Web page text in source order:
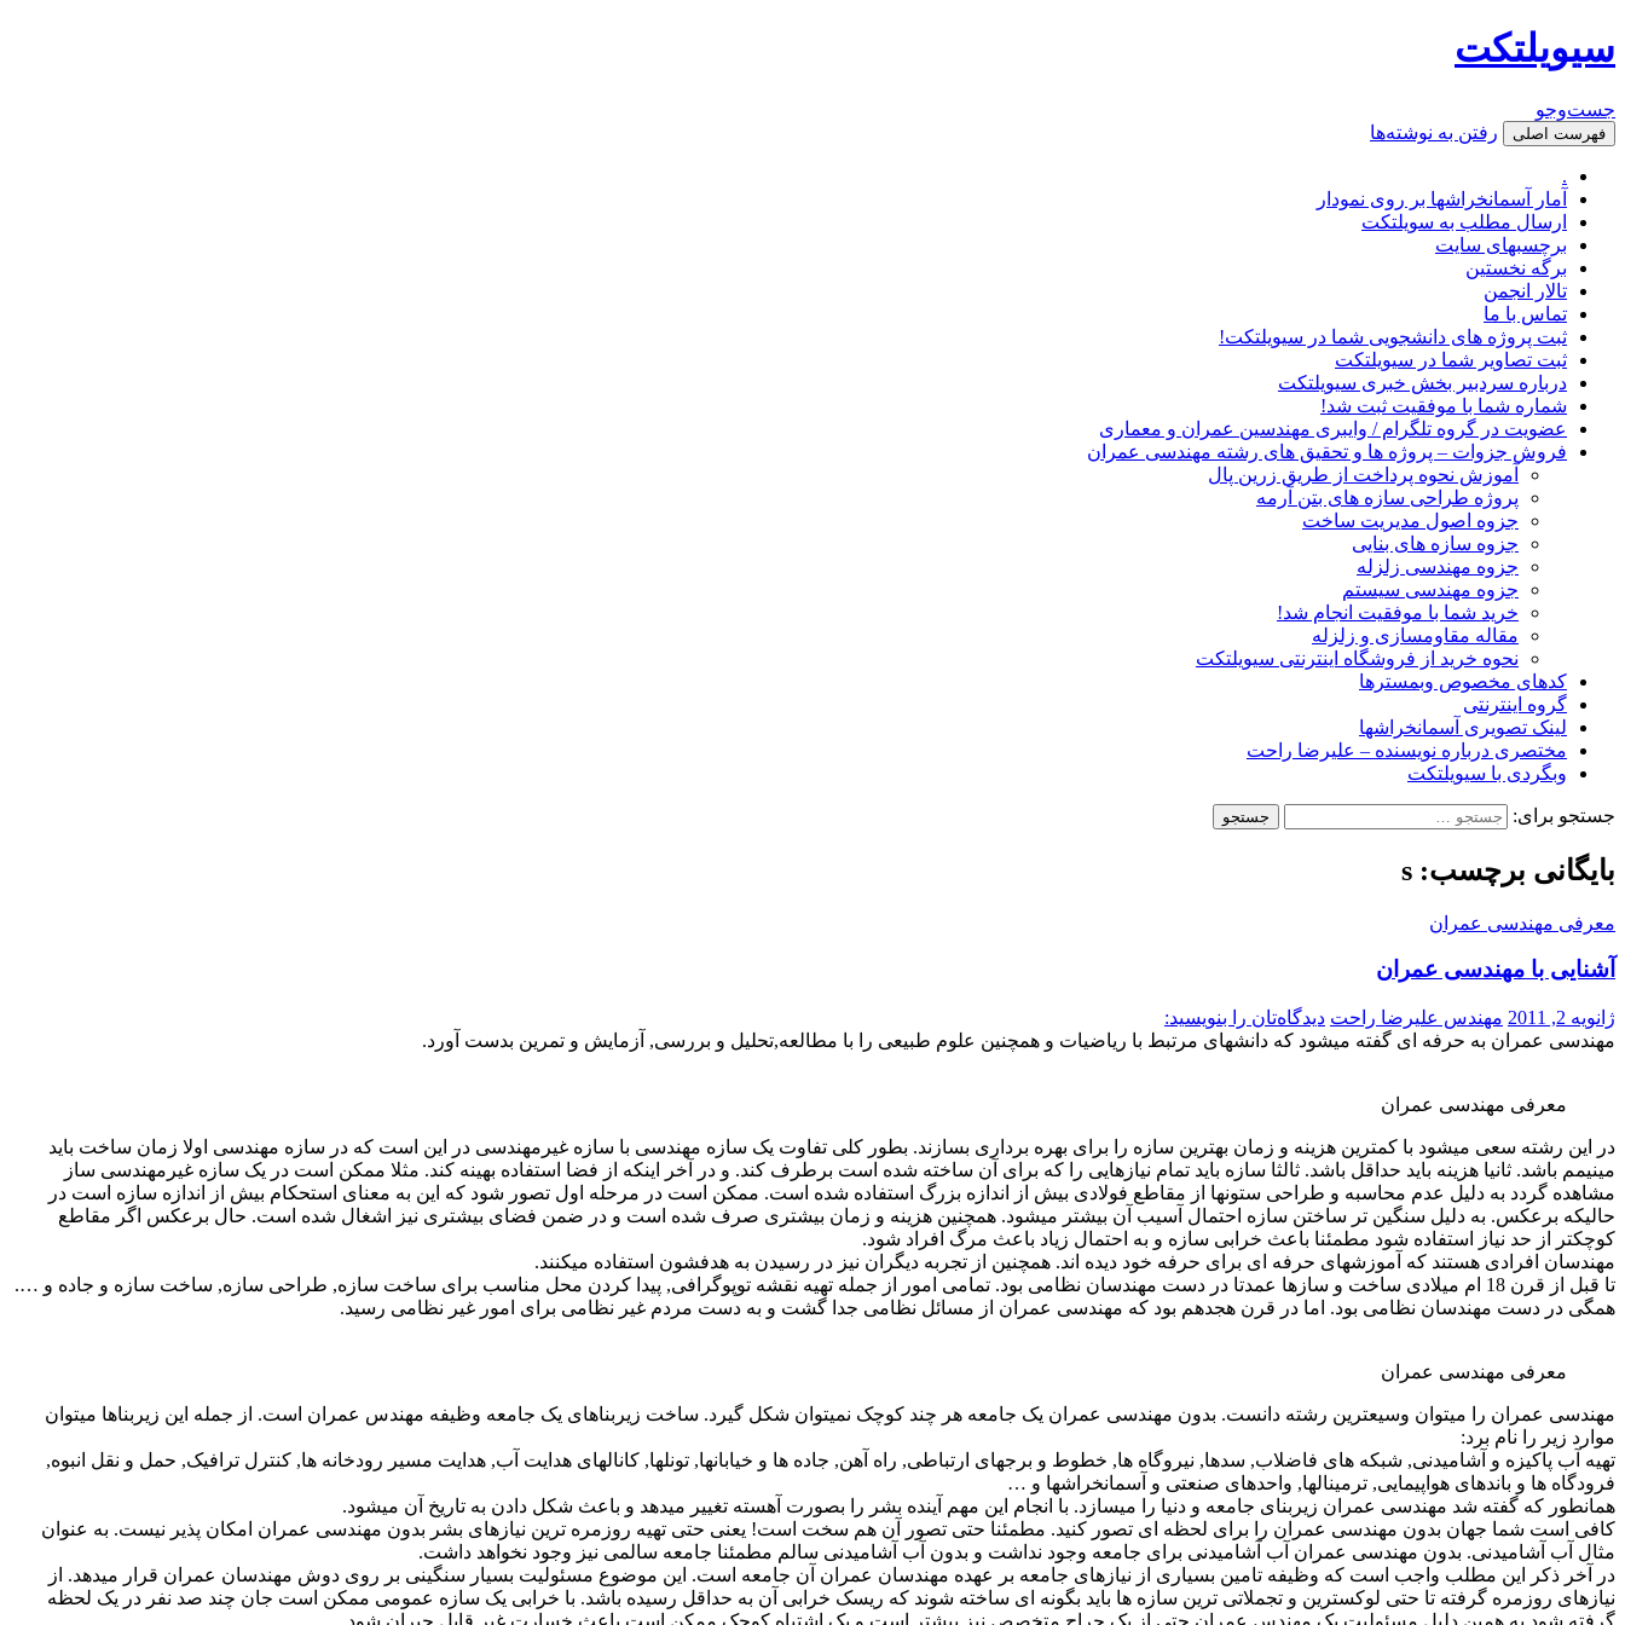
سیویلتکت
جست‌وجو
فهرست اصلی رفتن به نوشته‌ها
.
آمار آسمانخراشها بر روی نمودار
ارسال مطلب به سویلتکت
برچسبهای سایت
برگه نخستین
تالار انجمن
تماس با ما
ثبت پروژه های دانشجویی شما در سیویلتکت!
ثبت تصاویر شما در سیویلتکت
درباره سردبیر بخش خبری سیویلتکت
شماره شما با موفقیت ثبت شد!
عضویت در گروه تلگرام / وایبری مهندسین عمران و معماری
فروش جزوات – پروژه ها و تحقیق های رشته مهندسی عمران
آموزش نحوه پرداخت از طریق زرین پال
پروژه طراحی سازه های بتن آرمه
جزوه اصول مدیریت ساخت
جزوه سازه های بنایی
جزوه مهندسی زلزله
جزوه مهندسی سیستم
خرید شما با موفقیت انجام شد!
مقاله مقاومسازی و زلزله
نحوه خرید از فروشگاه اینترنتی سیویلتکت
کدهای مخصوص وبمسترها
گروه اینترنتی
لینک تصویری آسمانخراشها
مختصری درباره نویسنده – علیرضا راحت
وبگردی با سیویلتکت
جستجو برای:
بایگانی برچسب: s
معرفی مهندسی عمران
آشنایی با مهندسی عمران
ژانویه 2, 2011 مهندس علیرضا راحت دیدگاه‌تان را بنویسید:
مهندسی عمران به حرفه ای گفته میشود که دانشهای مرتبط با ریاضیات و همچنین علوم طبیعی را با مطالعه,تحلیل و بررسی, آزمایش و تمرین بدست آورد.
معرفی مهندسی عمران
در این رشته سعی میشود با کمترین هزینه و زمان بهترین سازه را برای بهره برداری بسازند. بطور کلی تفاوت یک سازه مهندسی با سازه غیرمهندسی در این است که در سازه مهندسی اولا زمان ساخت باید
مینیمم باشد. ثانیا هزینه باید حداقل باشد. ثالثا سازه باید تمام نیازهایی را که برای آن ساخته شده است برطرف کند. و در آخر اینکه از فضا استفاده بهینه کند. مثلا ممکن است در یک سازه غیرمهندسی ساز
مشاهده گردد به دلیل عدم محاسبه و طراحی ستونها از مقاطع فولادی بیش از اندازه بزرگ استفاده شده است. ممکن است در مرحله اول تصور شود که این به معنای استحکام بیش از اندازه سازه است در
حالیکه برعکس. به دلیل سنگین تر ساختن سازه احتمال آسیب آن بیشتر میشود. همچنین هزینه و زمان بیشتری صرف شده است و در ضمن فضای بیشتری نیز اشغال شده است. حال برعکس اگر مقاطع
کوچکتر از حد نیاز استفاده شود مطمئنا باعث خرابی سازه و به احتمال زیاد باعث مرگ افراد شود.
مهندسان افرادی هستند که آموزشهای حرفه ای برای حرفه خود دیده اند. همچنین از تجربه دیگران نیز در رسیدن به هدفشون استفاده میکنند.
تا قبل از قرن 18 ام میلادی ساخت و سازها عمدتا در دست مهندسان نظامی بود. تمامی امور از جمله تهیه نقشه توپوگرافی, پیدا کردن محل مناسب برای ساخت سازه, طراحی سازه, ساخت سازه و جاده و ….
همگی در دست مهندسان نظامی بود. اما در قرن هجدهم بود که مهندسی عمران از مسائل نظامی جدا گشت و به دست مردم غیر نظامی برای امور غیر نظامی رسید.
معرفی مهندسی عمران
مهندسی عمران را میتوان وسیعترین رشته دانست. بدون مهندسی عمران یک جامعه هر چند کوچک نمیتوان شکل گیرد. ساخت زیربناهای یک جامعه وظیفه مهندس عمران است. از جمله این زیربناها میتوان
موارد زیر را نام برد:
تهیه آب پاکیزه و آشامیدنی, شبکه های فاضلاب, سدها, نیروگاه ها, خطوط و برجهای ارتباطی, راه آهن, جاده ها و خیابانها, تونلها, کانالهای هدایت آب, هدایت مسیر رودخانه ها, کنترل ترافیک, حمل و نقل انبوه,
فرودگاه ها و باندهای هواپیمایی, ترمینالها, واحدهای صنعتی و آسمانخراشها و …
همانطور که گفته شد مهندسی عمران زیربنای جامعه و دنیا را میسازد. با انجام این مهم آینده بشر را بصورت آهسته تغییر میدهد و باعث شکل دادن به تاریخ آن میشود.
کافی است شما جهان بدون مهندسی عمران را برای لحظه ای تصور کنید. مطمئنا حتی تصور آن هم سخت است! یعنی حتی تهیه روزمره ترین نیازهای بشر بدون مهندسی عمران امکان پذیر نیست. به عنوان
مثال آب آشامیدنی. بدون مهندسی عمران آب آشامیدنی برای جامعه وجود نداشت و بدون آب آشامیدنی سالم مطمئنا جامعه سالمی نیز وجود نخواهد داشت.
در آخر ذکر این مطلب واجب است که وظیفه تامین بسیاری از نیازهای جامعه بر عهده مهندسان عمران آن جامعه است. این موضوع مسئولیت بسیار سنگینی بر روی دوش مهندسان عمران قرار میدهد. از
نیازهای روزمره گرفته تا حتی لوکسترین و تجملاتی ترین سازه ها باید بگونه ای ساخته شوند که ریسک خرابی آن به حداقل رسیده باشد. با خرابی یک سازه عمومی ممکن است جان چند صد نفر در یک لحظه